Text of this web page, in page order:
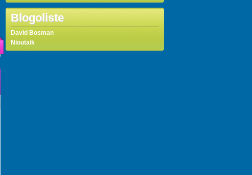
Blogoliste
David Bosman
Nioutaik